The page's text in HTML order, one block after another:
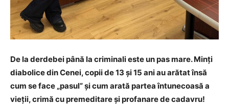
De la derdebei până la criminali este un pas mare. Minți
diabolice din Cenei, copii de 13 și 15 ani au arătat însă
cum se face „pasul” și cum arată partea întunecoasă a
vieții, crimă cu premeditare și profanare de cadavru!